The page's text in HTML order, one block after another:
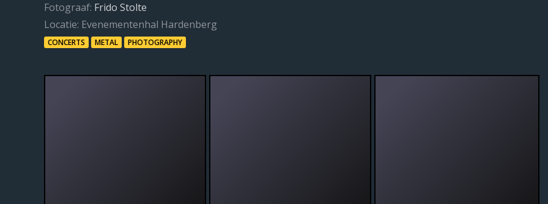
Fotograaf: Frido Stolte
Locatie: Evenementenhal Hardenberg
CONCERTS METAL PHOTOGRAPHY